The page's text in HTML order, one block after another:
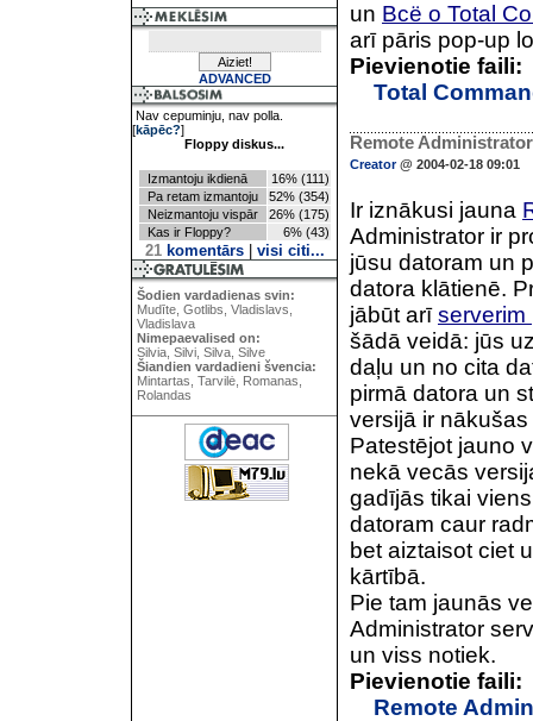
ADVANCED
Nav cepuminju, nav polla.
[kāpēc?]
Floppy diskus...
Izmantoju ikdienā
16% (111)
Pa retam izmantoju
52% (354)
Neizmantoju vispār
26% (175)
Kas ir Floppy?
6% (43)
21komentārs| visi citi...
Šodien vardadienas svin:
Mudīte, Gotlibs, Vladislavs,
Vladislava
Nimepaevalised on:
Silvia, Silvi, Silva, Silve
Šiandien vardadieni švencia:
Mintartas, Tarvilė, Romanas,
Rolandas
un Всё о Total
arī pāris pop-up
Pievienotie faili:
Total
Remote
Creator@ 2004-02-18 09:01
Ir iznākusi jauna
Administrator ir
jūsu datoram un
datora klātienē.
jābūt arīserverim
šādā veidā: jūs
daļu un no cita
pirmā datora un
versijā ir
Patestējot jauno
nekā vecās
gadījās tikai
datoram caur
bet aiztaisot ciet
kārtībā.
Pie tam jaunās
Administrator
un viss notiek.
Pievienotie faili:
Remote